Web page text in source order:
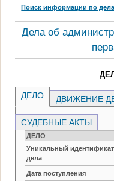
Поиск информации по
Дела об
ДЕЛО ДВИЖЕНИЕ
СУДЕБНЫЕ АКТЫ
ДЕЛО
Уникальный
дела
Дата поступления